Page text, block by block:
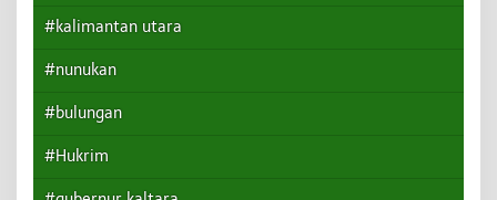
#kalimantan utara
#nunukan
#bulungan
#Hukrim